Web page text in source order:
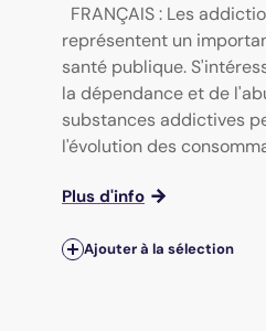
FRANÇAIS : Les
représentent un
santé publique.
la dépendance et de
substances addictives
l'évolution des
Plus d'info
Ajouter à la sélection